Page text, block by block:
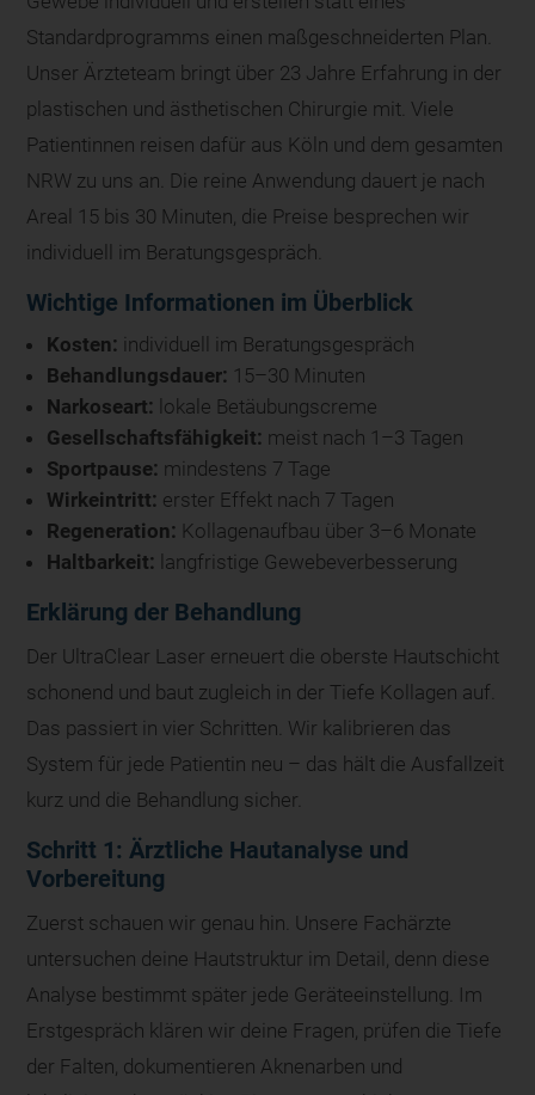
Standardprogramms einen maßgeschneiderten Plan.
Unser Ärzteteam bringt über 23 Jahre Erfahrung in der
plastischen und ästhetischen Chirurgie mit. Viele
Patientinnen reisen dafür aus Köln und dem gesamten
NRW zu uns an. Die reine Anwendung dauert je nach
Areal 15 bis 30 Minuten, die Preise besprechen wir
individuell im Beratungsgespräch.
Wichtige Informationen im Überblick
Kosten: individuell im Beratungsgespräch
Behandlungsdauer: 15–30 Minuten
Narkoseart: lokale Betäubungscreme
Gesellschaftsfähigkeit: meist nach 1–3 Tagen
Sportpause: mindestens 7 Tage
Wirkeintritt: erster Effekt nach 7 Tagen
Regeneration: Kollagenaufbau über 3–6 Monate
Haltbarkeit: langfristige Gewebeverbesserung
Erklärung der Behandlung
Der UltraClear Laser erneuert die oberste Hautschicht
schonend und baut zugleich in der Tiefe Kollagen auf.
Das passiert in vier Schritten. Wir kalibrieren das
System für jede Patientin neu – das hält die Ausfallzeit
kurz und die Behandlung sicher.
Schritt 1: Ärztliche Hautanalyse und
Vorbereitung
Zuerst schauen wir genau hin. Unsere Fachärzte
untersuchen deine Hautstruktur im Detail, denn diese
Analyse bestimmt später jede Geräteeinstellung. Im
Erstgespräch klären wir deine Fragen, prüfen die Tiefe
der Falten, dokumentieren Aknenarben und